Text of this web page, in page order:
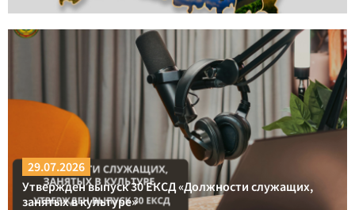
29.07.2026
Утвержден выпуск 30 ЕКСД «Должности служащих,
занятых в культуре»